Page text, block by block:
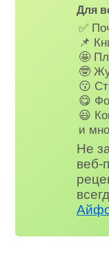
Для
✅
📌
🤩
🤓
😗
😋
😃
и
Не
веб-